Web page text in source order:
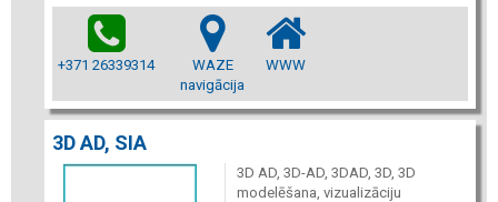
+371 26339314
WAZE
navigācija
WWW
3D AD, SIA
3D AD, 3D-AD, 3DAD, 3D, 3D
modelēšana, vizualizāciju